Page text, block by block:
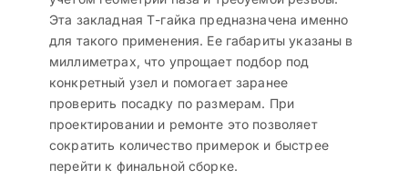
Эта закладная Т-гайка предназначена именно
для такого применения. Ее габариты указаны в
миллиметрах, что упрощает подбор под
конкретный узел и помогает заранее
проверить посадку по размерам. При
проектировании и ремонте это позволяет
сократить количество примерок и быстрее
перейти к финальной сборке.